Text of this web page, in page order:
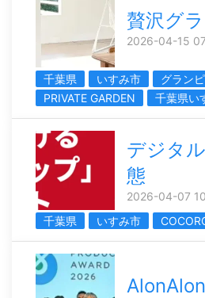
贅沢グ
2026-04-15
千葉県 いすみ市
グラン
PRIVATE GARDEN
千葉県い
デジタ
態
2026-04-07
千葉県
いすみ市